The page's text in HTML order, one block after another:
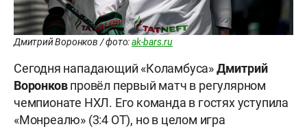
Дмитрий Воронков / фото:ak-bars.ru
Сегодня нападающий «Коламбуса»Дмитрий
Воронковпровёл первый матч в регулярном
чемпионате НХЛ. Его команда в гостях уступила
«Монреалю» (3:4 OT), но в целом игра